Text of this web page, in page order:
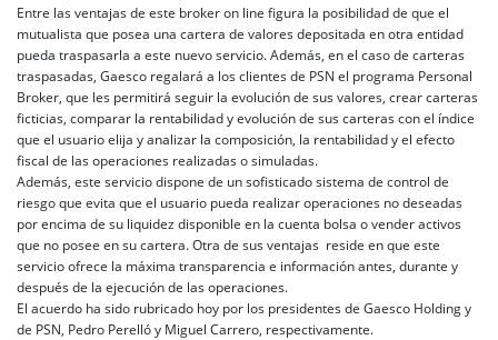
Entre las ventajas de este broker on line figura la posibilidad de que el
mutualista que posea una cartera de valores depositada en otra entidad
pueda traspasarla a este nuevo servicio. Además, en el caso de carteras
traspasadas, Gaesco regalará a los clientes de PSN el programa Personal
Broker, que les permitirá seguir la evolución de sus valores, crear carteras
ficticias, comparar la rentabilidad y evolución de sus carteras con el índice
que el usuario elija y analizar la composición, la rentabilidad y el efecto
fiscal de las operaciones realizadas o simuladas.
Además, este servicio dispone de un sofisticado sistema de control de
riesgo que evita que el usuario pueda realizar operaciones no deseadas
por encima de su liquidez disponible en la cuenta bolsa o vender activos
que no posee en su cartera. Otra de sus ventajas reside en que este
servicio ofrece la máxima transparencia e información antes, durante y
después de la ejecución de las operaciones.
El acuerdo ha sido rubricado hoy por los presidentes de Gaesco Holding y
de PSN, Pedro Perelló y Miguel Carrero, respectivamente.